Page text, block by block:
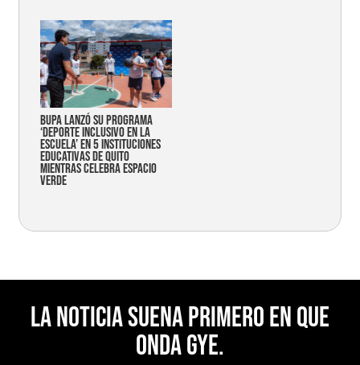
Bupa lanzó su programa
‘Deporte Inclusivo en la
Escuela’ en 5 instituciones
educativas de Quito
mientras celebra espacio
verde
La noticia suena primero en Que
Onda Gye.